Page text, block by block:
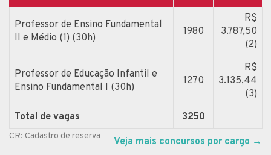
Professor de Ensino Fundamental
II e Médio (1) (30h)
1980
R$
3.787,50
(2)
Professor de Educação Infantil e
Ensino Fundamental I (30h)
1270
R$
3.135,44
(3)
Total de vagas
3250
CR: Cadastro de reserva Veja mais concursos por cargo →